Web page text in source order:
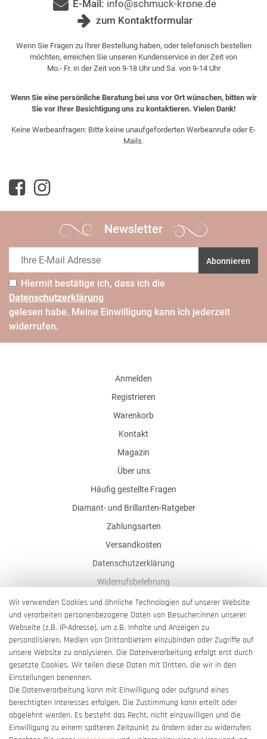
E-Mail: info@schmuck-krone.de
zum Kontaktformular
Wenn Sie Fragen zu Ihrer Bestellung haben, oder telefonisch bestellen
möchten, erreichen Sie unseren Kundenservice in der Zeit von
Mo.- Fr. in der Zeit von 9-18 Uhr und Sa. von 9-14 Uhr
Wenn Sie eine persönliche Beratung bei uns vor Ort wünschen, bitten wir
Sie vor Ihrer Besichtigung uns zu kontaktieren. Vielen Dank!
Keine Werbeanfragen: Bitte keine unaufgeforderten Werbeanrufe oder E-
Mails.
Newsletter
Abonnieren
Hiermit bestätige ich, dass ich die
Daten­schutz­erklärung
gelesen habe. Meine Einwilligung kann ich jederzeit
widerrufen.
Anmelden
Registrieren
Warenkorb
Kontakt
Magazin
Über uns
Häufig gestellte Fragen
Diamant- und Brillanten-Ratgeber
Zahlungsarten
Versandkosten
Datenschutzerklärung
Widerrufsbelehrung
AGB
Impressum
Barrierefreiheitserklärung
Vertrag widerrufen
Wir verwenden Cookies und ähnliche Technologien auf unserer Website
und verarbeiten personenbezogene Daten von Besucher:innen unserer
Webseite (z.B. IP-Adresse), um z.B. Inhalte und Anzeigen zu
personalisieren, Medien von Drittanbietern einzubinden oder Zugriffe auf
unsere Website zu analysieren. Die Datenverarbeitung erfolgt erst durch
gesetzte Cookies. Wir teilen diese Daten mit Dritten, die wir in den
Einstellungen benennen.
Die Datenverarbeitung kann mit Einwilligung oder aufgrund eines
berechtigten Interesses erfolgen. Die Zustimmung kann erteilt oder
abgelehnt werden. Es besteht das Recht, nicht einzuwilligen und die
Einwilligung zu einem späteren Zeitpunkt zu ändern oder zu widerrufen.